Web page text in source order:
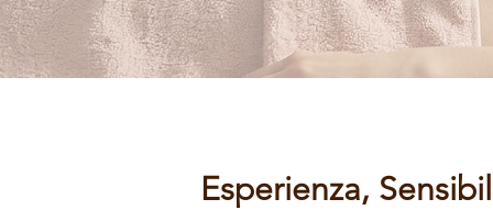
Esperienza,